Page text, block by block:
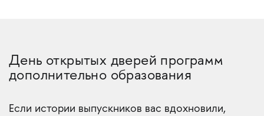
День открытых дверей программ
дополнительно образования
Если истории выпускников вас вдохновили,